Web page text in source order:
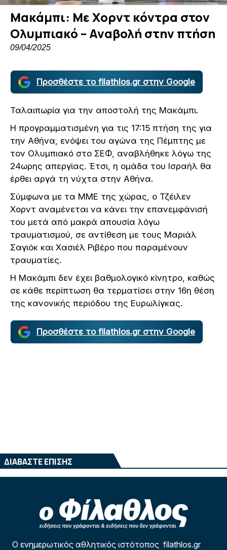
Μακάμπι: Με Χορντ κόντρα στον
Ολυμπιακό – Αναβολή στην πτήση
09/04/2025
Προσθέστε το filathlos.gr στην Google
Ταλαιπωρία για την αποστολή της Μακάμπι.
Η προγραμματισμένη για τις 17:15 πτήση της για
την Αθήνα, ενόψει του αγώνα της Πέμπτης με
τον Ολυμπιακό στο ΣΕΦ, αναβλήθηκε λόγω της
24ωρης απεργίας. Έτσι, η ομάδα του Ισραήλ θα
έρθει αργά τη νύχτα στην Αθήνα.
Σύμφωνα με τα ΜΜΕ της χώρας, ο Τζέιλεν
Χορντ αναμένεται να κάνει την επανεμφάνισή
του μετά από μακρά απουσία λόγω
τραυματισμού, σε αντίθεση με τους Μαριάλ
Σαγιόκ και Χασιέλ Ριβέρο που παραμένουν
τραυματίες.
Η Μακάμπι δεν έχει βαθμολογικό κίνητρο, καθώς
σε κάθε περίπτωση θα τερματίσει στην 16η θέση
της κανονικής περιόδου της Ευρωλίγκας.
Προσθέστε το filathlos.gr στην Google
ΔΙΑΒΑΣΤΕ ΕΠΙΣΗΣ
Ο ενημερωτικός αθλητικός ιστότοπος filathlos.gr